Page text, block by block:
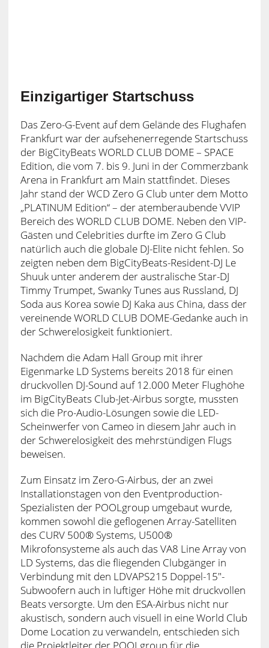
Einzigartiger Startschuss
Das Zero-G-Event auf dem Gelände des Flughafen
Frankfurt war der aufsehenerregende Startschuss
der BigCityBeats WORLD CLUB DOME – SPACE
Edition, die vom 7. bis 9. Juni in der Commerzbank
Arena in Frankfurt am Main stattfindet. Dieses
Jahr stand der WCD Zero G Club unter dem Motto
„PLATINUM Edition“ – der atemberaubende VVIP
Bereich des WORLD CLUB DOME. Neben den VIP-
Gästen und Celebrities durfte im Zero G Club
natürlich auch die globale DJ-Elite nicht fehlen. So
zeigten neben dem BigCityBeats-Resident-DJ Le
Shuuk unter anderem der australische Star-DJ
Timmy Trumpet, Swanky Tunes aus Russland, DJ
Soda aus Korea sowie DJ Kaka aus China, dass der
vereinende WORLD CLUB DOME-Gedanke auch in
der Schwerelosigkeit funktioniert.
Nachdem die Adam Hall Group mit ihrer
Eigenmarke LD Systems bereits 2018 für einen
druckvollen DJ-Sound auf 12.000 Meter Flughöhe
im BigCityBeats Club-Jet-Airbus sorgte, mussten
sich die Pro-Audio-Lösungen sowie die LED-
Scheinwerfer von Cameo in diesem Jahr auch in
der Schwerelosigkeit des mehrstündigen Flugs
beweisen.
Zum Einsatz im Zero-G-Airbus, der an zwei
Installationstagen von den Eventproduction-
Spezialisten der POOLgroup umgebaut wurde,
kommen sowohl die geflogenen Array-Satelliten
des CURV 500® Systems, U500®
Mikrofonsysteme als auch das VA8 Line Array von
LD Systems, das die fliegenden Clubgänger in
Verbindung mit den LDVAPS215 Doppel-15″-
Subwoofern auch in luftiger Höhe mit druckvollen
Beats versorgte. Um den ESA-Airbus nicht nur
akustisch, sondern auch visuell in eine World Club
Dome Location zu verwandeln, entschieden sich